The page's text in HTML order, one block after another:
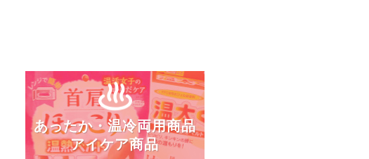
あったか・温冷両用商品
アイケア商品